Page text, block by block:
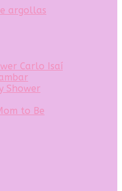
argollas
Carlo Isaí
Shower
to Be